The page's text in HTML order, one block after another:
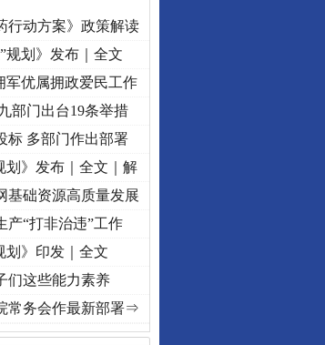
起航处 潮起..·[视频]一首歌的时间，读懂乐至的“诗与远方”
行动方案》政策解读
规划》发布｜全文
军优属拥政爱民工作
部门出台19条举措
标 多部门作出部署
划》发布｜全文｜解
基础资源高质量发展
产“打非治违”工作
划》印发｜全文
们这些能力素养
常务会作最新部署⇒
能千行百业